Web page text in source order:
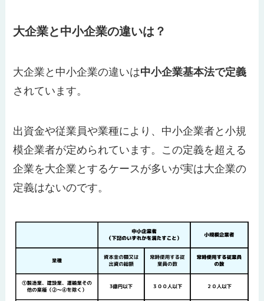
大企業と中小企業の違いは？
大企業と中小企業の違いは中小企業基本法で定義
されています。
出資金や従業員や業種により、中小企業者と小規
模企業者が定められています。この定義を超える
企業を大企業とするケースが多いが実は大企業の
定義はないのです。